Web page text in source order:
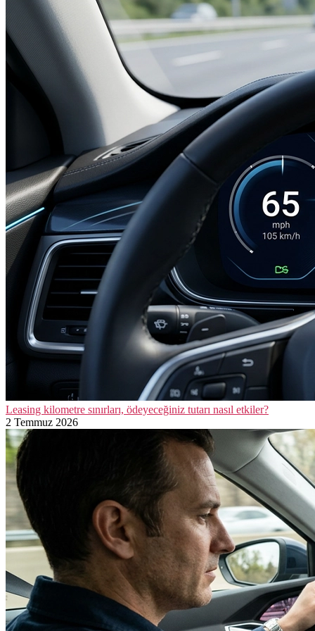
Leasing kilometre sınırları, ödeyeceğiniz tutarı nasıl etkiler?
2 Temmuz 2026